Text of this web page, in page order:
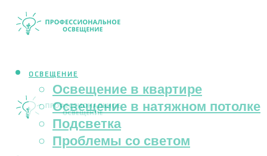
ОСВЕЩЕНИЕ
Освещение в квартире
Освещение в натяжном потолке
Подсветка
Проблемы со светом